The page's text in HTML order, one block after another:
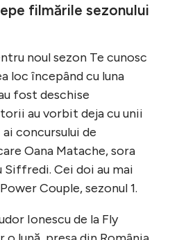
filmările sezonului
noul sezon Te cunosc
loc începând cu luna
fost deschise
au vorbit deja cu unii
concursului de
Oana Matache, sora
Siffredi. Cei doi au mai
Couple, sezonul 1.
Ionescu de la Fly